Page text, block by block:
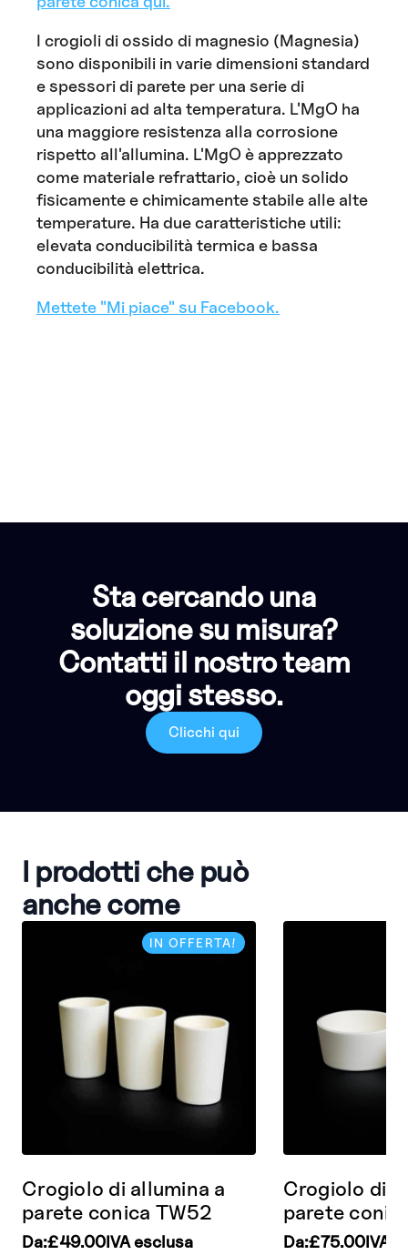
I crogioli di ossido di magnesio (Magnesia)
sono disponibili in varie dimensioni standard
e spessori di parete per una serie di
applicazioni ad alta temperatura. L'MgO ha
una maggiore resistenza alla corrosione
rispetto all'allumina. L'MgO è apprezzato
come materiale refrattario, cioè un solido
fisicamente e chimicamente stabile alle alte
temperature. Ha due caratteristiche utili:
elevata conducibilità termica e bassa
conducibilità elettrica.
Mettete "Mi piace" su Facebook.
Sta cercando una
soluzione su misura?
Contatti il nostro team
oggi stesso.
Clicchi qui
I prodotti che può
anche come
IN OFFERTA!
Crogiolo di allumina a
parete conica TW52
Da:£49.00IVA esclusa
Crogiolo di
parete
Da:£75.00IVA